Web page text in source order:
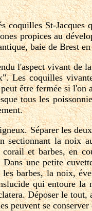
coquilles St-
propices au
baie de Brest
l'aspect vivant de
Les coquilles
être fermée si l'on
tous les
Séparer les
sectionnant la noix
corail et barbes, en
une petite
barbes, la noix,
qui entoure
Déposer le
peuvent se